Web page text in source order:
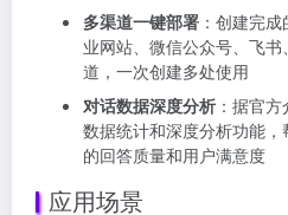
多渠道一键部署 ：创建完
业网站、微信公众号、飞
道，一次创建多处使用
对话数据深度分析 ：据官
数据统计和深度分析功能
的回答质量和用户满意度
应用场景